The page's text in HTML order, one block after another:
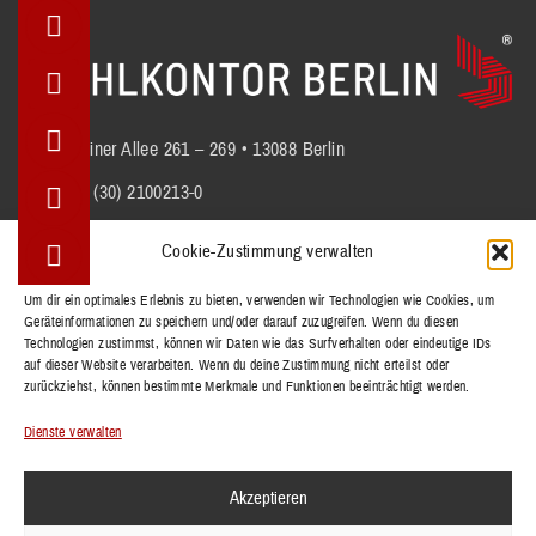
Cookie-Zustimmung verwalten
Um dir ein optimales Erlebnis zu bieten, verwenden wir Technologien wie Cookies, um
Geräteinformationen zu speichern und/oder darauf zuzugreifen. Wenn du diesen
Technologien zustimmst, können wir Daten wie das Surfverhalten oder eindeutige IDs
auf dieser Website verarbeiten. Wenn du deine Zustimmung nicht erteilst oder
zurückziehst, können bestimmte Merkmale und Funktionen beeinträchtigt werden.
Dienste verwalten
Akzeptieren
Berliner Allee 261 – 269 • 13088 Berlin
+49 (30) 2100213-0
STÜHLE
BÄNKE
TISCHE
REFERENZEN